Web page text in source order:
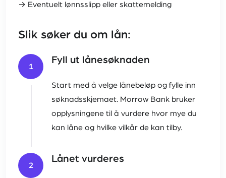
→ Eventuelt lønnsslipp eller skattemelding
Slik søker du om lån:
1
Fyll ut lånesøknaden
Start med å velge lånebeløp og fylle inn
søknadsskjemaet. Morrow Bank bruker
opplysningene til å vurdere hvor mye du
kan låne og hvilke vilkår de kan tilby.
2
Lånet vurderes